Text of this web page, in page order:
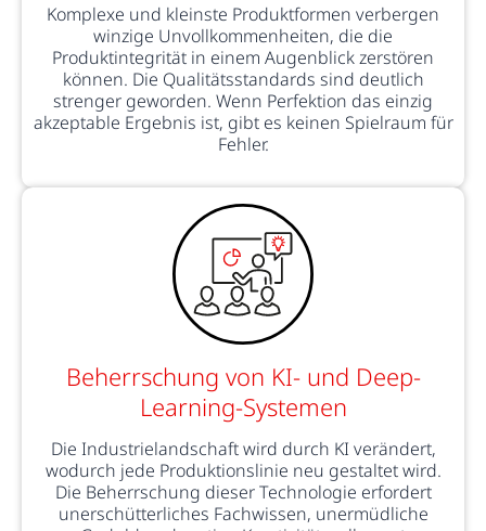
Komplexe und kleinste Produktformen verbergen
winzige Unvollkommenheiten, die die
Produktintegrität in einem Augenblick zerstören
können. Die Qualitätsstandards sind deutlich
strenger geworden. Wenn Perfektion das einzig
akzeptable Ergebnis ist, gibt es keinen Spielraum für
Fehler.
Beherrschung von KI- und Deep-
Learning-Systemen
Die Industrielandschaft wird durch KI verändert,
wodurch jede Produktionslinie neu gestaltet wird.
Die Beherrschung dieser Technologie erfordert
unerschütterliches Fachwissen, unermüdliche